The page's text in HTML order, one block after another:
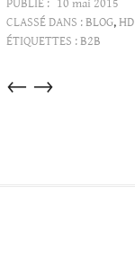
PUBLIÉ : 10 mai 2015
CLASSÉ DANS :BLOG,HD
ÉTIQUETTES :B2B
Articles
→
←